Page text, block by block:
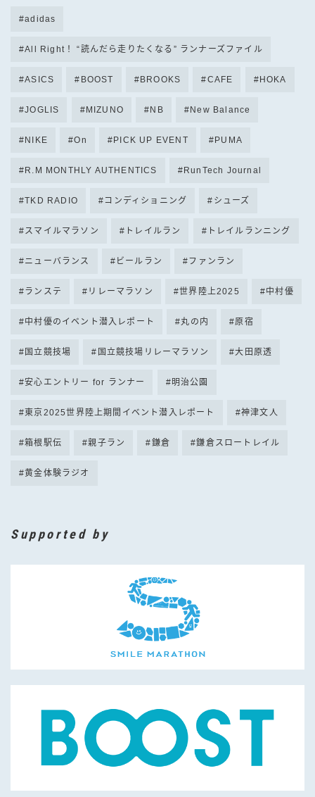
adidas
All Right！ “読んだら走りたくなる” ランナーズファイル
ASICS BOOST BROOKS CAFE HOKA
JOGLIS MIZUNO NB New Balance
NIKE On PICK UP EVENT PUMA
R.M MONTHLY AUTHENTICS RunTech Journal
TKD RADIO コンディショニング シューズ
スマイルマラソン トレイルラン トレイルランニング
ニューバランス ビールラン ファンラン
ランステ リレーマラソン 世界陸上2025 中村優
中村優のイベント潜入レポート 丸の内 原宿
国立競技場 国立競技場リレーマラソン 大田原透
安心エントリー for ランナー 明治公園
東京2025世界陸上期間イベント潜入レポート 神津文人
箱根駅伝 親子ラン 鎌倉 鎌倉スロートレイル
黄金体験ラジオ
Supported by